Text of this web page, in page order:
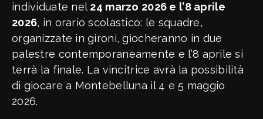
individuate nel 24 marzo 2026 e l’8 aprile
2026, in orario scolastico: le squadre,
organizzate in gironi, giocheranno in due
palestre contemporaneamente e l’8 aprile si
terrà la finale. La vincitrice avrà la possibilità
di giocare a Montebelluna il 4 e 5 maggio
2026.